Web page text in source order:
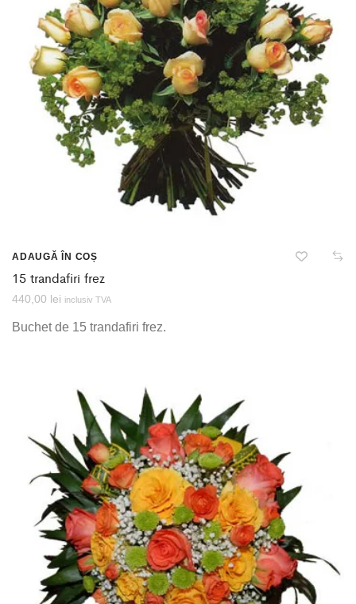
ADAUGĂ ÎN COȘ
15 trandafiri frez
440,00 lei inclusiv TVA
Buchet de 15 trandafiri frez.